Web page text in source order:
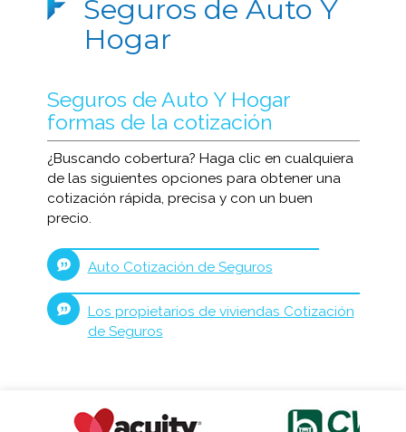
Seguros de Auto Y
Hogar
Seguros de Auto Y Hogar
formas de la cotización
¿Buscando cobertura? Haga clic en cualquiera
de las siguientes opciones para obtener una
cotización rápida, precisa y con un buen
precio.
Auto Cotización de Seguros
Los propietarios de viviendas Cotización
de Seguros